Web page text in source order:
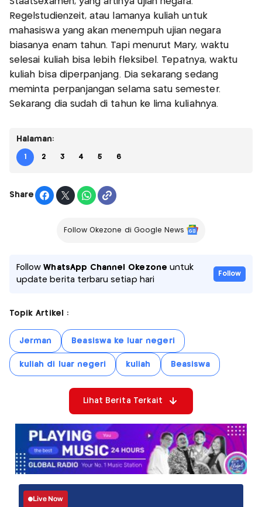
Regelstudienzeit, atau lamanya kuliah untuk
mahasiswa yang akan menempuh ujian negara
biasanya enam tahun. Tapi menurut Mary, waktu
selesai kuliah bisa lebih fleksibel. Tepatnya, waktu
kuliah bisa diperpanjang. Dia sekarang sedang
meminta perpanjangan selama satu semester.
Sekarang dia sudah di tahun ke lima kuliahnya.
Halaman:
1 2 3 4 5 6
Share
Follow Okezone di Google News
FollowWhatsApp Channel Okezone untuk
update berita terbaru setiap hari
Follow
Topik Artikel :
Jerman Beasiswa ke luar negeri
kuliah di luar negeri kuliah Beasiswa
Lihat Berita Terkait
Live Now